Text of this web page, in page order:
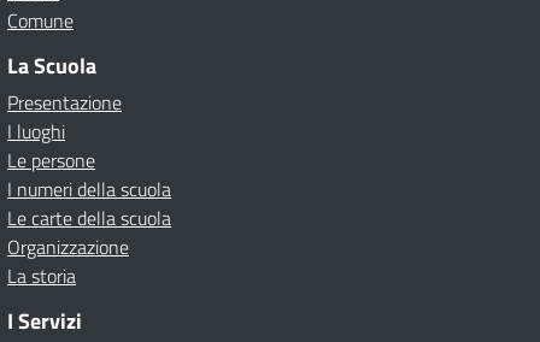
Comune
La Scuola
Presentazione
I luoghi
Le persone
I numeri della scuola
Le carte della scuola
Organizzazione
La storia
I Servizi